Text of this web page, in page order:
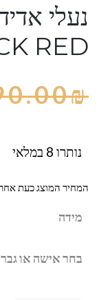
RED
₪
נותרו 8 במלאי
המחיר המוצג כעת
מידה
בחר אישה או גבר